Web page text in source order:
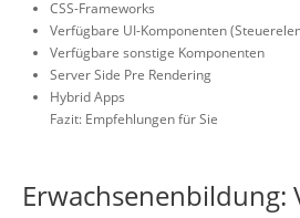
CSS-Frameworks
Verfügbare UI-Komponenten
Verfügbare sonstige Komponenten
Server Side Pre Rendering
Hybrid Apps
Fazit: Empfehlungen für Sie
Erwachsenenbildung: